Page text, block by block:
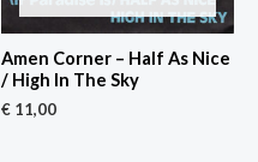
Amen Corner – Half As Nice
/ High In The Sky
€ 11,00